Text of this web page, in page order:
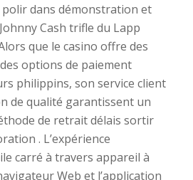
dans démonstration et
Cash trifle du Lapp
que le casino offre des
options de paiement
philippins, son service client
de qualité garantissent un
de retrait délais sortir
. L’expérience
carré à travers appareil à
Web et l’application